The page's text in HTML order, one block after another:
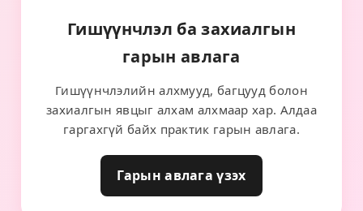
Гишүүнчлэл ба захиалгын
гарын авлага
Гишүүнчлэлийн алхмууд, багцууд болон
захиалгын явцыг алхам алхмаар хар. Алдаа
гаргахгүй байх практик гарын авлага.
Гарын авлага үзэх